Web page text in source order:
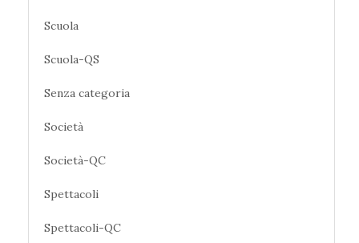
Scuola
Scuola-QS
Senza categoria
Società
Società-QC
Spettacoli
Spettacoli-QC